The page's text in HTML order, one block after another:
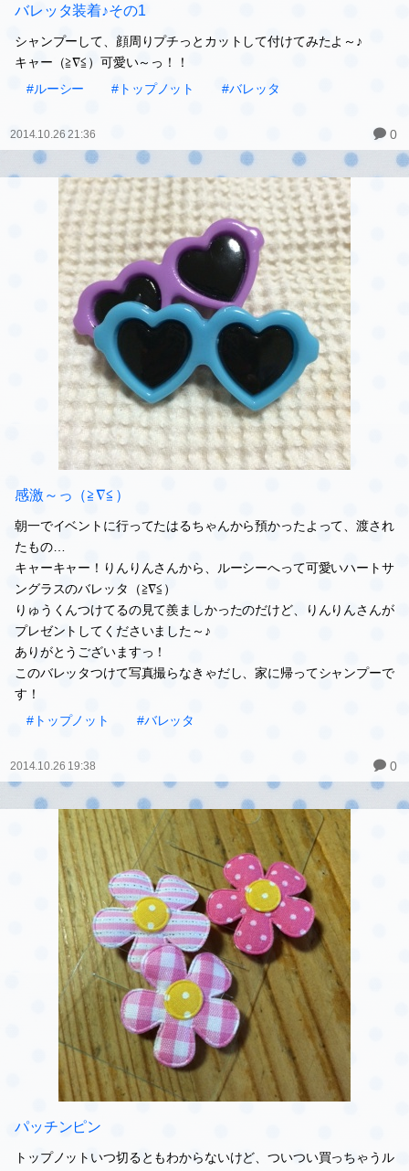
バレッタ装着♪その2
今度はパーボーの！
どっちも似合っちゃうな～♪親バカだけど、可愛くてしゃーな
#ルーシー
#トップノット #バレッタ
2014.10.26 21:39
バレッタ装着♪その1
シャンプーして、顔周りプチっとカットして付けてみたよ～♪
キャー（≧∇≦）可愛い～っ！！
#ルーシー
#トップノット #バレッタ
2014.10.26 21:36